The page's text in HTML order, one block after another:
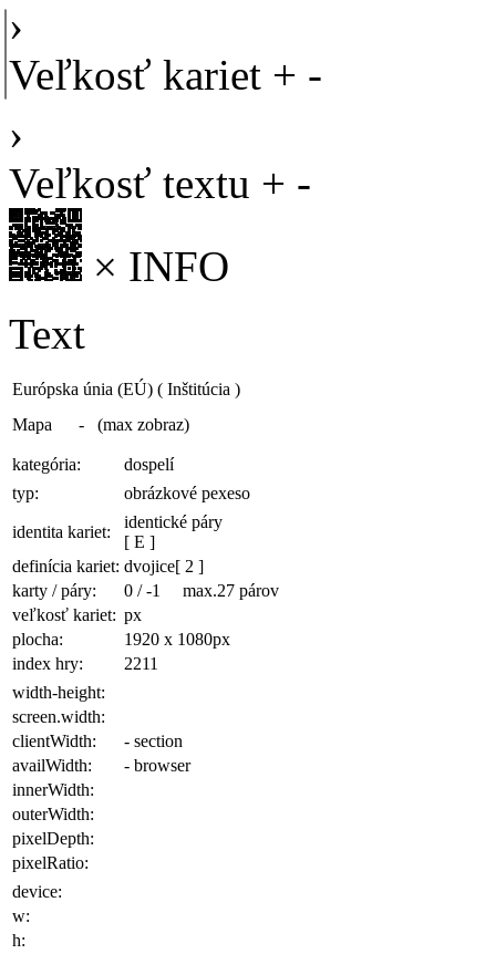
›
Veľkosť kariet + -
›
Veľkosť textu + -
× INFO
Text
Európska únia (EÚ) ( Inštitúcia )
Mapa - (max zobraz)
kategória:
dospelí
typ:
obrázkové pexeso
identita kariet:
identické páry
[ E ]
definícia kariet: dvojice[ 2 ]
karty / páry:
0 /-1
max.27 párov
veľkosť kariet: px
plocha: 1920 x 1080px
index hry:
2211
width-height:
screen.width:
clientWidth:
- section
availWidth:
- browser
innerWidth:
outerWidth:
pixelDepth:
pixelRatio:
device:
w:
h: